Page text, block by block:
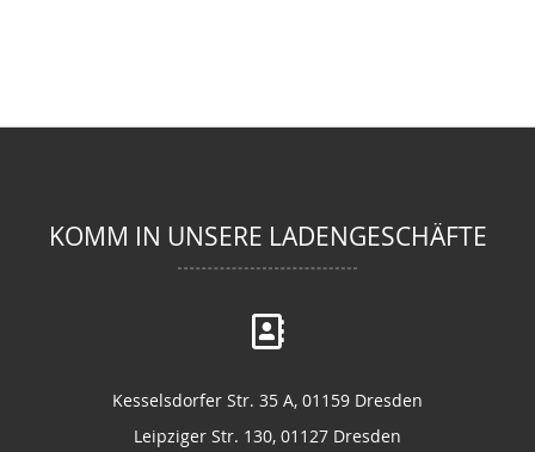
KOMM IN UNSERE LADENGESCHÄFTE
Kesselsdorfer Str. 35 A, 01159 Dresden
Leipziger Str. 130, 01127 Dresden